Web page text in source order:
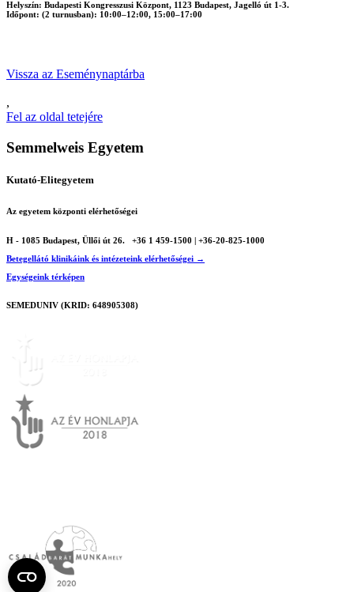
Helyszín: Budapesti Kongresszusi Központ, 1123 Budapest, Jagelló út 1-3.
Időpont: (2 turnusban): 10:00–12:00, 15:00–17:00
Vissza az Eseménynaptárba
,
Fel az oldal tetejére
Semmelweis Egyetem
Kutató-Elitegyetem
Az egyetem központi elérhetőségei
H - 1085 Budapest, Üllői út 26.
+36 1 459-1500 | +36-20-825-1000
Betegellátó klinikáink és intézeteink elérhetőségei →
Egységeink térképen
SEMEDUNIV (KRID: 648905308)